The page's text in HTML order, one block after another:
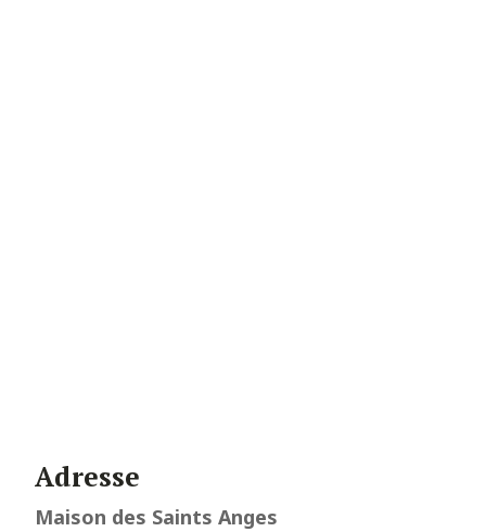
Adresse
Maison des Saints Anges